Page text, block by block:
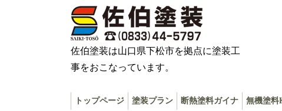
佐伯塗装は山口県下松市を拠点に塗装工
事をおこなっています。
トップページ 塗装プラン 断熱塗料ガイナ 無機塗料